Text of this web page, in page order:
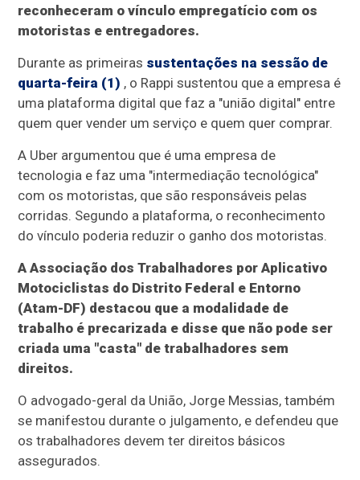
reconheceram o vínculo empregatício com os
motoristas e entregadores.
Durante as primeiras sustentações na sessão de
quarta-feira (1) , o Rappi sustentou que a empresa é
uma plataforma digital que faz a "união digital" entre
quem quer vender um serviço e quem quer comprar.
A Uber argumentou que é uma empresa de
tecnologia e faz uma "intermediação tecnológica"
com os motoristas, que são responsáveis pelas
corridas. Segundo a plataforma, o reconhecimento
do vínculo poderia reduzir o ganho dos motoristas.
A Associação dos Trabalhadores por Aplicativo
Motociclistas do Distrito Federal e Entorno
(Atam-DF) destacou que a modalidade de
trabalho é precarizada e disse que não pode ser
criada uma "casta" de trabalhadores sem
direitos.
O advogado-geral da União, Jorge Messias, também
se manifestou durante o julgamento, e defendeu que
os trabalhadores devem ter direitos básicos
assegurados.